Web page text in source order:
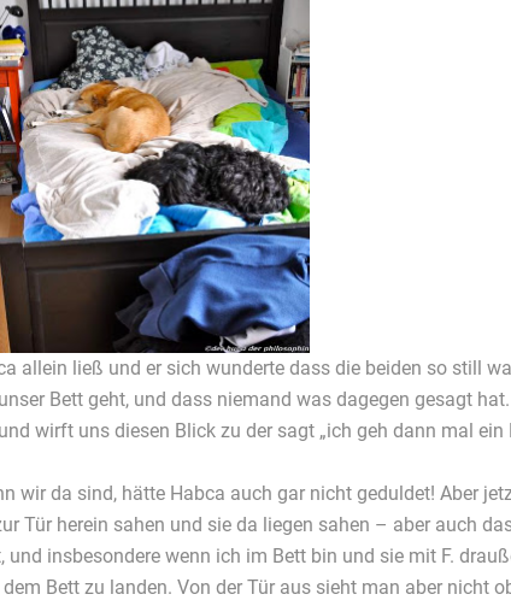
allein ließ und er sich wunderte dass die beiden so still
Bett geht, und dass niemand was dagegen gesagt
wirft uns diesen Blick zu der sagt „ich geh dann mal ein
wir da sind, hätte Habca auch gar nicht geduldet! Aber
Tür herein sahen und sie da liegen sahen – aber auch
insbesondere wenn ich im Bett bin und sie mit F.
Bett zu landen. Von der Tür aus sieht man aber nicht